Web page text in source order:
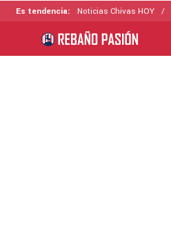
Es tendencia: Noticias Chivas HOY